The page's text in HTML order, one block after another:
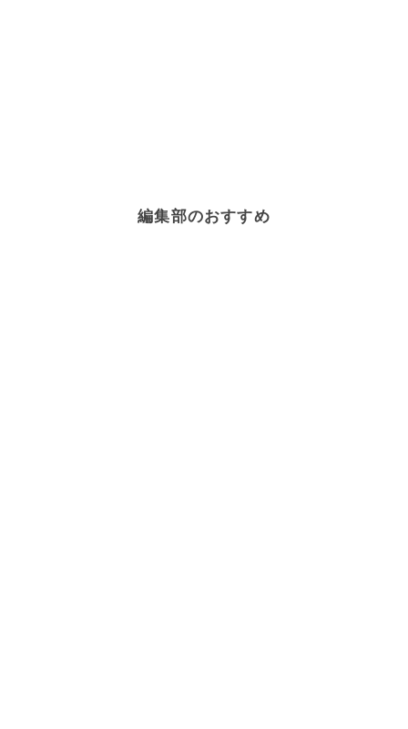
編集部のおすすめ